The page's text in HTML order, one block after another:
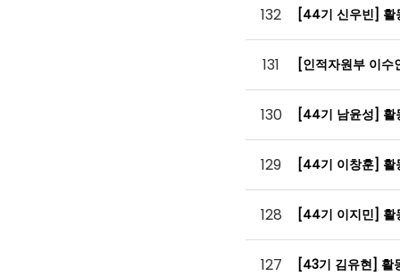
132 [44기 신우빈]
131 [인적자원부 이
130 [44기 남윤성]
129 [44기 이창훈]
128 [44기 이지민]
127 [43기 김유현] 활